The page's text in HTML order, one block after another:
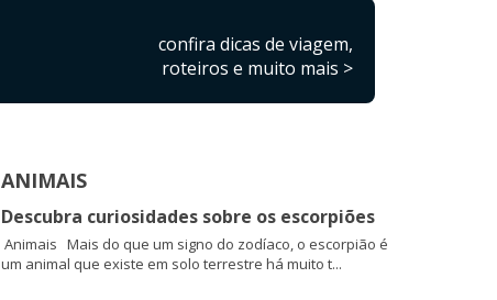
confira dicas de viagem,
roteiros e muito mais >
ANIMAIS
Descubra curiosidades sobre os escorpiões
Animais Mais do que um signo do zodíaco, o escorpião é
um animal que existe em solo terrestre há muito t...